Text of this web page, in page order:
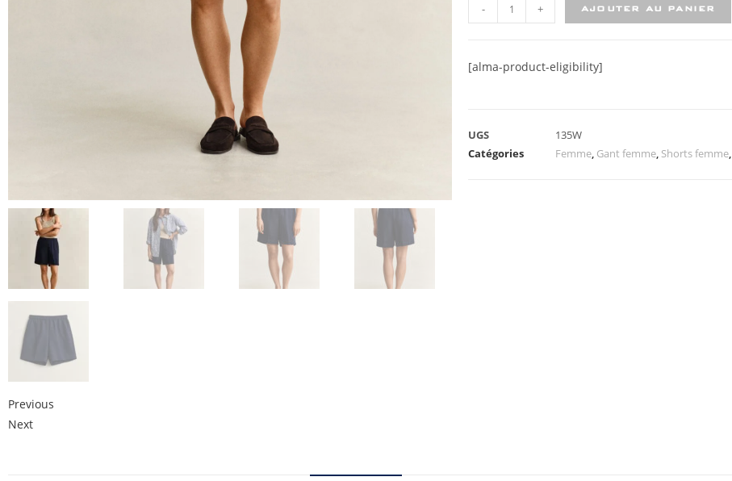
Previous
Next
- + AJOUTER AU PANIER
[alma-product-eligibility]
UGS
135W
Catégories
Femme, Gant femme, Shorts femme,